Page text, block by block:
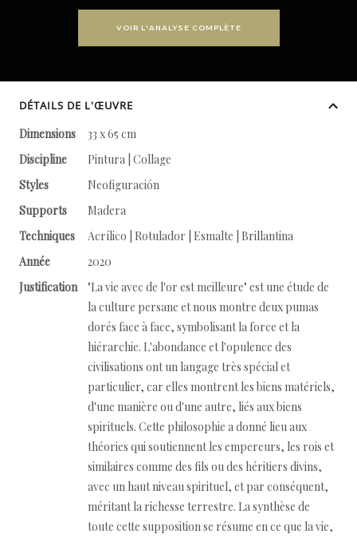
VOIR L'ANALYSE COMPLÈTE
DÉTAILS DE L'ŒUVRE
Dimensions
33 x 65 cm
Discipline
Pintura | Collage
Styles
Neofiguración
Supports
Madera
Techniques
Acrílico | Rotulador | Esmalte | Brillantina
Année
2020
Justification
"La vie avec de l'or est meilleure" est une étude de
la culture persane et nous montre deux pumas
dorés face à face, symbolisant la force et la
hiérarchie. L'abondance et l'opulence des
civilisations ont un langage très spécial et
particulier, car elles montrent les biens matériels,
d'une manière ou d'une autre, liés aux biens
spirituels. Cette philosophie a donné lieu aux
théories qui soutiennent les empereurs, les rois et
similaires comme des fils ou des héritiers divins,
avec un haut niveau spirituel, et par conséquent,
méritant la richesse terrestre. La synthèse de
toute cette supposition se résume en ce que la vie,